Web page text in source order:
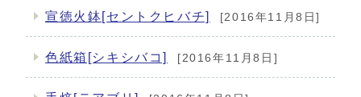
宣徳火鉢[セントクヒバチ] [2016年11月8日]
色紙箱[シキシバコ] [2016年11月8日]